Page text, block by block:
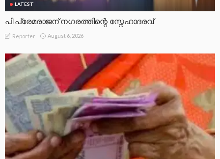
LATEST
പി പ്രേമരാജന് നഗരത്തിന്റെ സ്നേഹാദരവ്
Reporter August 6, 2026